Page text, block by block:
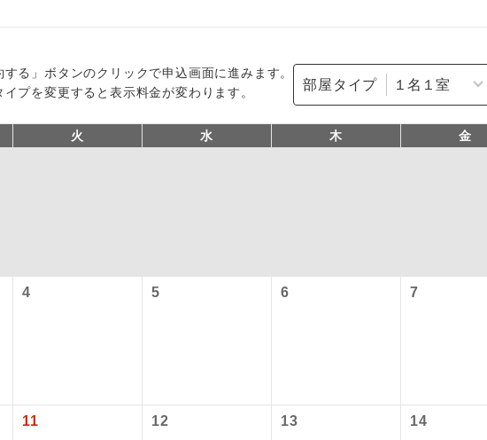
する」ボタンのクリックで申込画面に進みます。
イプを変更すると表示料金が変わります。
部屋タイプ
火 水 木 金
4 5 6 7
11 12 13 14
員同行
現地到着空港（駅）から最終日出発空港（駅）まで添乗員が